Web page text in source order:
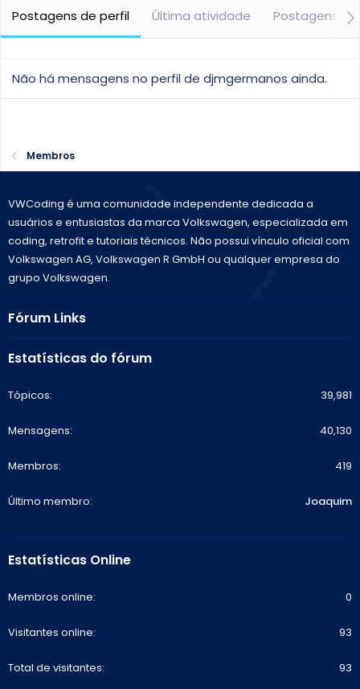
Postagens de perfil Última atividade Postagens
Não há mensagens no perfil de djmgermanos ainda.
Membros
VWCoding é uma comunidade independente dedicada a
usuários e entusiastas da marca Volkswagen, especializada em
coding, retrofit e tutoriais técnicos. Não possui vínculo oficial com
Volkswagen AG, Volkswagen R GmbH ou qualquer empresa do
grupo Volkswagen.
Fórum Links
Estatísticas do fórum
Tópicos 39,981
Mensagens 40,130
Membros 419
Último membro Joaquim
Estatísticas Online
Membros online 0
Visitantes online 93
Total de visitantes 93